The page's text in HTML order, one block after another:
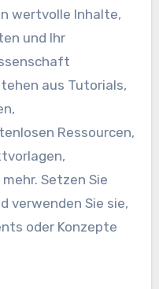
wertvolle Inhalte,
und Ihr
aus Tutorials,
Ressourcen,
Setzen Sie
verwenden Sie sie,
oder Konzepte